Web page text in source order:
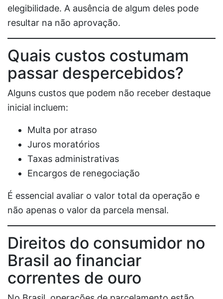
elegibilidade. A ausência de algum deles pode
resultar na não aprovação.
Quais custos costumam
passar despercebidos?
Alguns custos que podem não receber destaque
inicial incluem:
Multa por atraso
Juros moratórios
Taxas administrativas
Encargos de renegociação
É essencial avaliar o valor total da operação e
não apenas o valor da parcela mensal.
Direitos do consumidor no
Brasil ao financiar
correntes de ouro